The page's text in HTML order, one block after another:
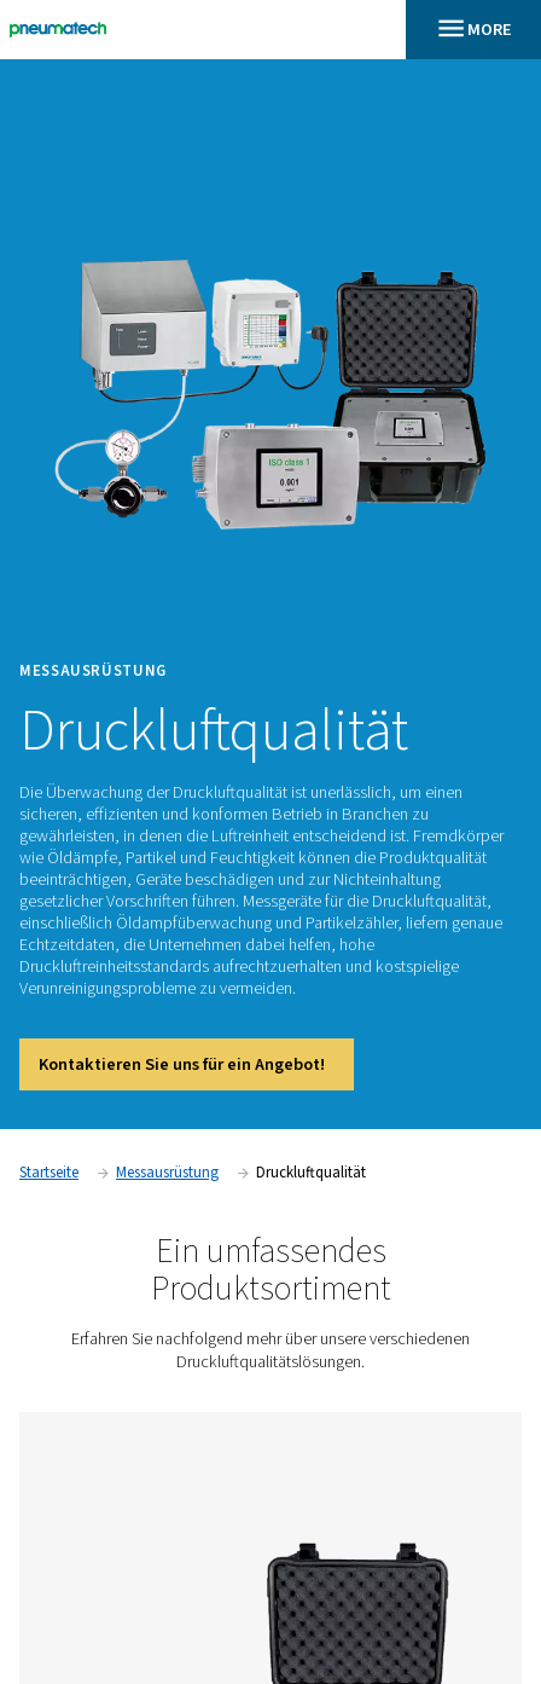
MESSAUSRÜSTUNG
Druckluftqualität
Die Überwachung der Druckluftqualität ist unerlässlich, um
gewährleisten, in denen die Luftreinheit entscheidend ist.
wie Öldämpfe, Partikel und Feuchtigkeit können die
beeinträchtigen, Geräte beschädigen und zur
gesetzlicher Vorschriften führen. Messgeräte für die
Echtzeitdaten, die Unternehmen dabei helfen, hohe
Verunreinigungsprobleme zu vermeiden.
Kontaktieren Sie uns für ein Angebot!
Ein umfassendes
Produktsortiment
Erfahren Sie nachfolgend mehr über unsere